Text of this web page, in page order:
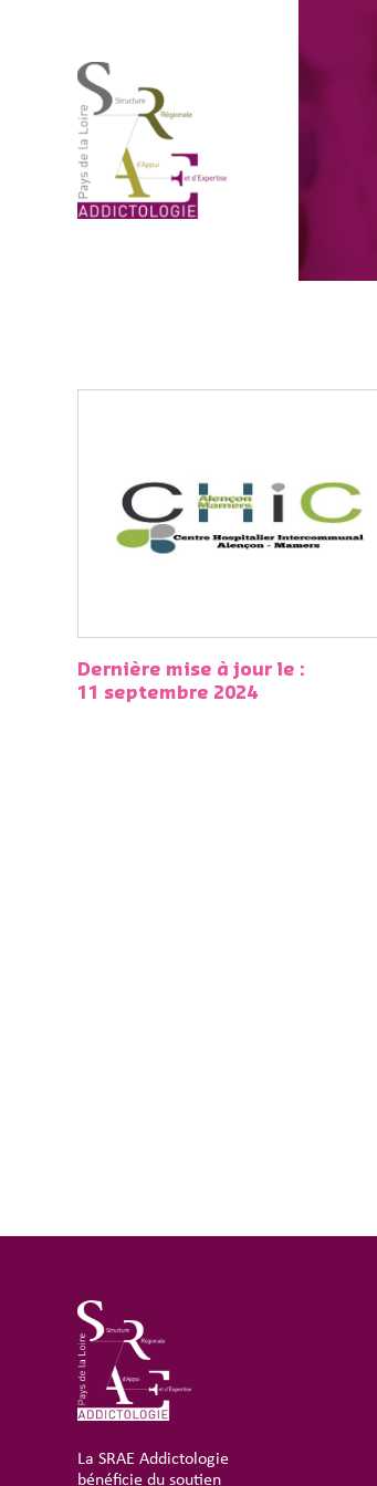
Dernière mise à jour le :
11 septembre 2024
La SRAE Addictologie
bénéficie du soutien